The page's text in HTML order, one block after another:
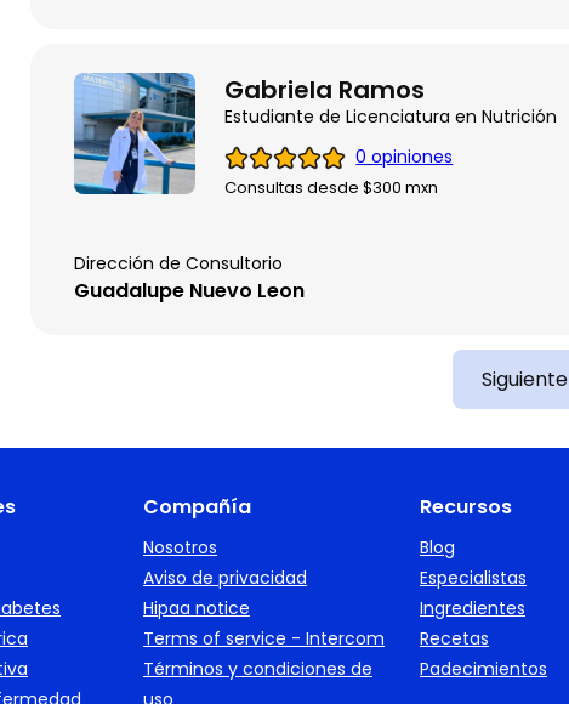
Gabriela Ramos
Estudiante de Licenciatura en Nutrición
0 opiniones
Consultas desde $300 mxn
Dirección de Consultorio
Guadalupe Nuevo Leon
Siguiente
Compañía
Nosotros
Aviso de privacidad
Hipaa notice
Terms of service - Intercom
Términos y condiciones de
uso
Recursos
Blog
Especialistas
Ingredientes
Recetas
Padecimientos